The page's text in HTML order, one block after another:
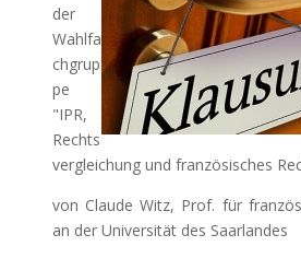
der
Wahlfa
chgrup
pe
"IPR,
Rechts
vergleichung und französisches
von Claude Witz, Prof. für
an der Universität des Saarlandes